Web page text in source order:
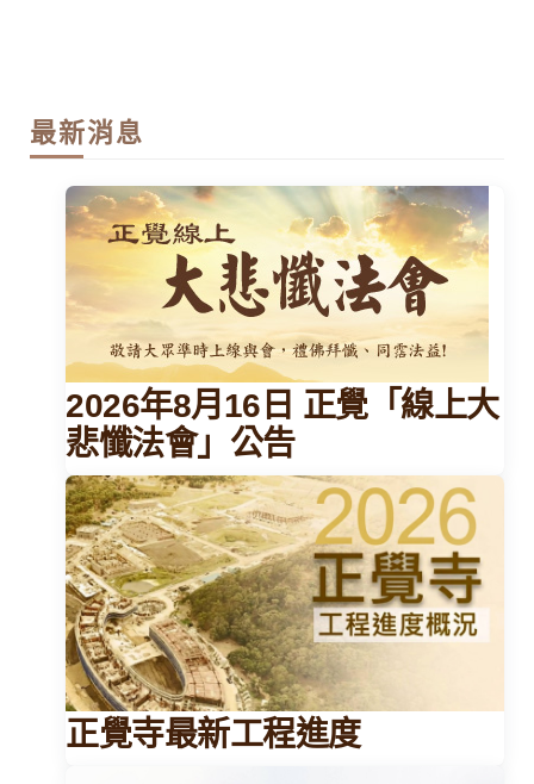
最新消息
2026年8月16日 正覺「線上大
悲懺法會」公告
正覺寺最新工程進度